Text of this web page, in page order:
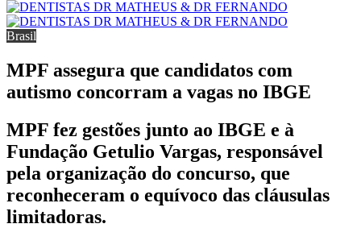
Brasil
MPF assegura que candidatos com
autismo concorram a vagas no IBGE
MPF fez gestões junto ao IBGE e à
Fundação Getulio Vargas, responsável
pela organização do concurso, que
reconheceram o equívoco das cláusulas
limitadoras.